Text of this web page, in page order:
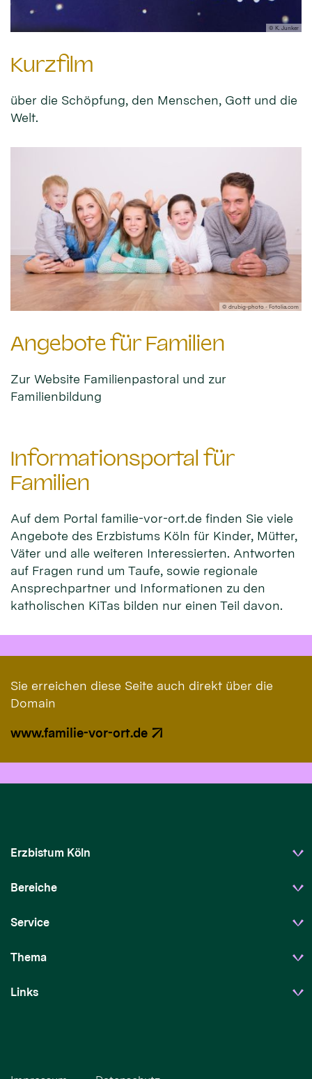
© K. Junker
Kurzfilm
über die Schöpfung, den Menschen, Gott und die
Welt.
© drubig-photo - Fotolia.com
Angebote für Familien
Zur Website Familienpastoral und zur
Familienbildung
Informationsportal für
Familien
Auf dem Portal familie-vor-ort.de finden Sie viele
Angebote des Erzbistums Köln für Kinder, Mütter,
Väter und alle weiteren Interessierten. Antworten
auf Fragen rund um Taufe, sowie regionale
Ansprechpartner und Informationen zu den
katholischen KiTas bilden nur einen Teil davon.
Sie erreichen diese Seite auch direkt über die
Domain
www.familie-vor-ort.de
Erzbistum Köln
Bereiche
Service
Thema
Links